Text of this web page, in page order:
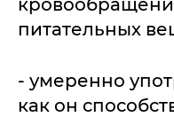
питательных
- умеренно
как он